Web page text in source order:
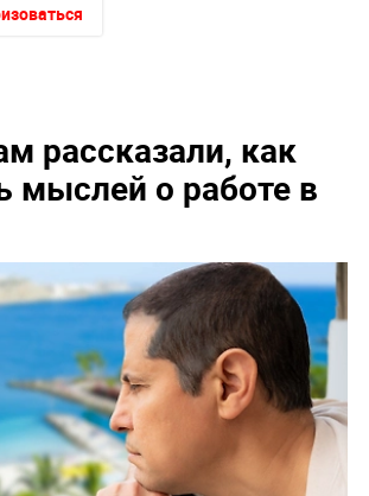
рассказали, как
мыслей о работе в